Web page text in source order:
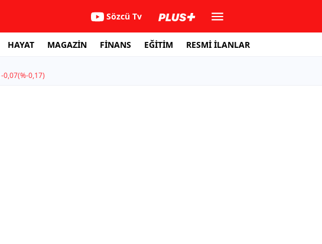
Sözcü Tv
HAYAT MAGAZİN FİNANS EĞİTİM RESMİ İLANLAR
-0,07(%-0,17)